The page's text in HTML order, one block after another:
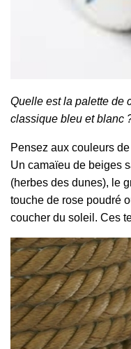
Quelle est la palette de
classique bleu et blanc
Pensez aux couleurs
Un camaïeu de beiges
(herbes des dunes), le
touche de rose poudré
coucher du soleil. Ces